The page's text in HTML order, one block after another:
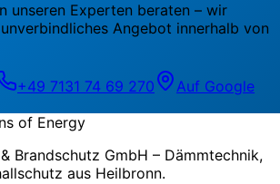
unseren Experten beraten – wir
Angebot innerhalb von
+49 7131 74 69 270
Auf Google
Brandschutz GmbH – Dämmtechnik,
aus Heilbronn.